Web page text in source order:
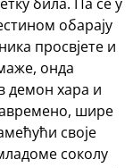
обарају
просвјете и
онда
демон хара и
шире
своје
соколу